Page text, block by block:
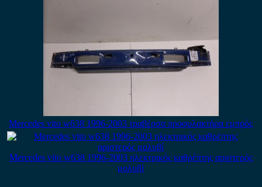
Mercedes vito w638 1996-2003 τραβέρσα προφυλακτήρα εμπρός
Mercedes vito w638 1996-2003 ηλεκτρικός καθρέπτης αριστερός
μολυβί